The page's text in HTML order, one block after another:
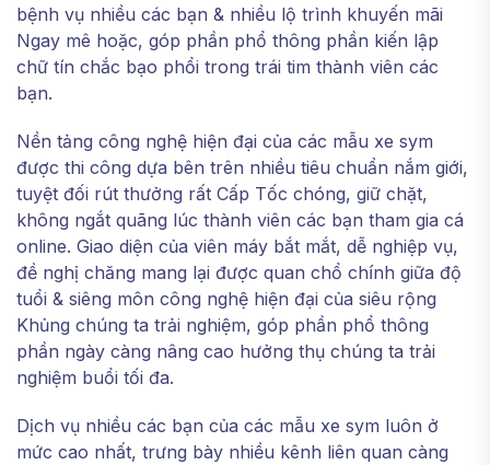
bệnh vụ nhiều các bạn & nhiều lộ trình khuyến mãi
Ngay mê hoặc, góp phần phổ thông phần kiến lập
chữ tín chắc bạo phổi trong trái tim thành viên các
bạn.
Nền tảng công nghệ hiện đại của các mẫu xe sym
được thi công dựa bên trên nhiều tiêu chuẩn nắm giới,
tuyệt đối rút thưởng rất Cấp Tốc chóng, giữ chặt,
không ngắt quãng lúc thành viên các bạn tham gia cá
online. Giao diện của viên máy bắt mắt, dễ nghiệp vụ,
đề nghị chăng mang lại được quan chổ chính giữa độ
tuổi & siêng môn công nghệ hiện đại của siêu rộng
Khủng chúng ta trải nghiệm, góp phần phổ thông
phần ngày càng nâng cao hưởng thụ chúng ta trải
nghiệm buổi tối đa.
Dịch vụ nhiều các bạn của các mẫu xe sym luôn ở
mức cao nhất, trưng bày nhiều kênh liên quan càng